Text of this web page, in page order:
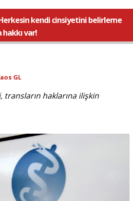
kendi cinsiyetini belirleme
var!
GL
haklarına ilişkin